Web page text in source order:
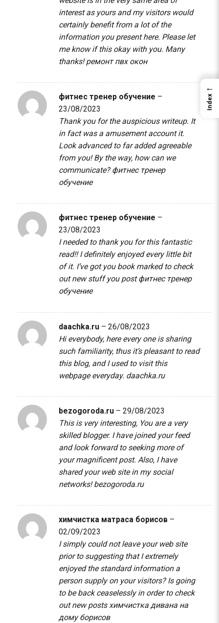
interest as yours and my visitors would
certainly benefit from a lot of the
information you present here. Please let
me know if this okay with you. Many
thanks!ремонт пвх окон
фитнес тренер обучение –
23/08/2023
Thank you for the auspicious writeup. It
in fact was a amusement account it.
Look advanced to far added agreeable
from you! By the way, how can we
communicate?фитнес тренер
обучение
фитнес тренер обучение –
23/08/2023
I needed to thank you for this fantastic
read!! I definitely enjoyed every little bit
of it. I’ve got you book marked to check
out new stuff you postфитнес тренер
обучение
daachka.ru – 26/08/2023
Hi everybody, here every one is sharing
such familiarity, thus it’s pleasant to read
this blog, and I used to visit this
webpage everyday. daachka.ru
bezogoroda.ru – 29/08/2023
This is very interesting, You are a very
skilled blogger. I have joined your feed
and look forward to seeking more of
your magnificent post. Also, I have
shared your web site in my social
networks!bezogoroda.ru
химчистка матраса борисов –
02/09/2023
I simply could not leave your web site
prior to suggesting that I extremely
enjoyed the standard information a
person supply on your visitors? Is going
to be back ceaselessly in order to check
out new postsхимчистка дивана на
дому борисов
←
Index